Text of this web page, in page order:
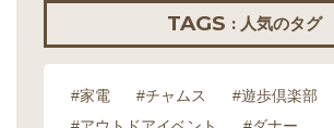
TAGS : 人気のタグ
#家電 #チャムス #遊歩倶楽部